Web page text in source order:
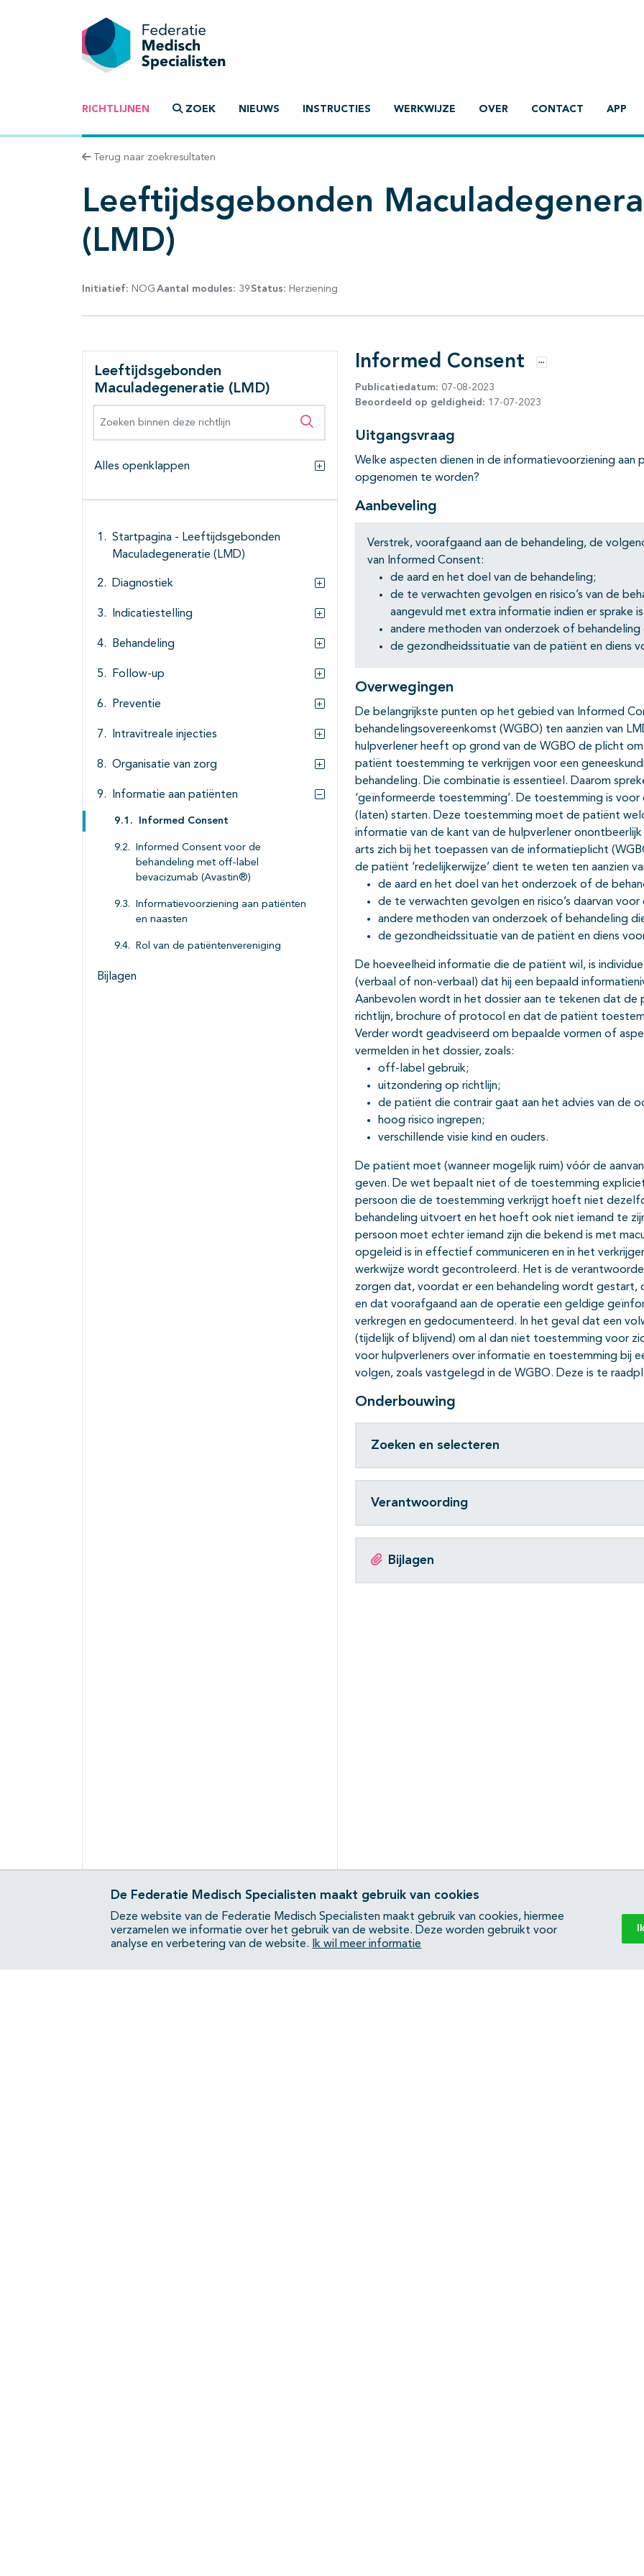
RICHTLIJNEN ZOEK NIEUWS INSTRUCTIES WERKWIJZE OVER CONTACT APP
Terug naar zoekresultaten
Leeftijdsgebonden
(LMD)
Initiatief: NOG Aantal modules: 39 Status: Herziening
Leeftijdsgebonden
Maculadegeneratie (LMD)
Zoeken binnen deze richtlijn
Alles openklappen
Alles openklappen
Startpagina - Leeftijdsgebonden
Maculadegeneratie (LMD)
Diagnostiek
Subpagina's open- en dichtklappen
Indicatiestelling
Subpagina's open- en dichtklappen
Behandeling
Follow-up
Subpagina's open- en dichtklappen
Preventie
Subpagina's open- en dichtklappen
Intravitreale injecties
Subpagina's open- en dichtklappen
Organisatie van zorg
Subpagina's open- en dichtklappen
Informatie aan patiënten
Subpagina's open- en dichtklappen
Informed Consent
Informed Consent voor de
behandeling met off-label
bevacizumab (Avastin®)
Informatievoorziening aan patiënten
en naasten
Rol van de patiëntenvereniging
Bijlagen
Informed Consent Opties
Publicatiedatum: 07-08-2023
Beoordeeld op geldigheid: 17-07-2023
Uitgangsvraag
Welke aspecten dienen in de informatievoorziening
opgenomen te worden?
Aanbeveling
Verstrek, voorafgaand aan de behandeling, de
van Informed Consent:
de aard en het doel van de behandeling;
de te verwachten gevolgen en risico’s van de
aangevuld met extra informatie indien er sprake
andere methoden van onderzoek of behandeling
de gezondheidssituatie van de patiënt en diens
Overwegingen
De belangrijkste punten op het gebied van Informed
behandelingsovereenkomst (WGBO) ten aanzien van
hulpverlener heeft op grond van de WGBO de plicht
patiënt toestemming te verkrijgen voor een
behandeling. Die combinatie is essentieel. Daarom
‘geïnformeerde toestemming’. De toestemming is
(laten) starten. Deze toestemming moet de patiënt
informatie van de kant van de hulpverlener
arts zich bij het toepassen van de informatieplicht
de patiënt ‘redelijkerwijze’ dient te weten ten aanzien
de aard en het doel van het onderzoek of de
de te verwachten gevolgen en risico’s daarvan
andere methoden van onderzoek of behandeling
de gezondheidssituatie van de patiënt en diens
De hoeveelheid informatie die de patiënt wil, is
(verbaal of non-verbaal) dat hij een bepaald
Aanbevolen wordt in het dossier aan te tekenen dat
richtlijn, brochure of protocol en dat de patiënt
Verder wordt geadviseerd om bepaalde vormen of
vermelden in het dossier, zoals:
off-label gebruik;
uitzondering op richtlijn;
de patiënt die contrair gaat aan het advies van de
hoog risico ingrepen;
verschillende visie kind en ouders.
De patiënt moet (wanneer mogelijk ruim) vóór de
geven. De wet bepaalt niet of de toestemming
persoon die de toestemming verkrijgt hoeft niet
behandeling uitvoert en het hoeft ook niet iemand te
persoon moet echter iemand zijn die bekend is met
opgeleid is in effectief communiceren en in het
werkwijze wordt gecontroleerd. Het is de
zorgen dat, voordat er een behandeling wordt
en dat voorafgaand aan de operatie een geldige
verkregen en gedocumenteerd. In het geval dat een
(tijdelijk of blijvend) om al dan niet toestemming voor
voor hulpverleners over informatie en toestemming bij
volgen, zoals vastgelegd in de WGBO. Deze is te
Onderbouwing
Zoeken en selecteren
Verantwoording
Bijlagen
De Federatie Medisch Specialisten maakt gebruik van cookies
Deze website van de Federatie Medisch Specialisten maakt gebruik van cookies, hiermee
verzamelen we informatie over het gebruik van de website. Deze worden gebruikt voor
analyse en verbetering van de website.
Ik wil meer informatie